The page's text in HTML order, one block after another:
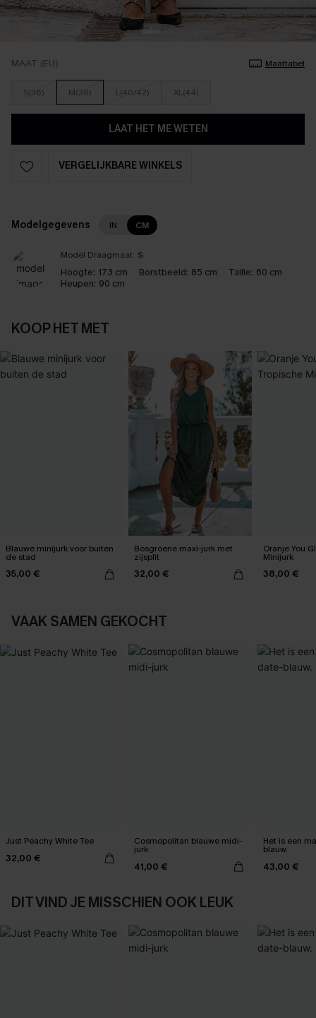
MAAT (EU) Maattabel
S(36) M(38) L(40/42) XL(44)
LAAT HET ME WETEN
VERGELIJKBARE WINKELS
Modelgegevens IN CM
Model Draagmaat: S
Hoogte: 173 cm Borstbeeld: 85 cm Taille: 60 cm
Heupen: 90 cm
KOOP HET MET
Blauwe minijurk voor buiten
de stad
35,00 €
Bosgroene maxi-jurk met
zijsplit
32,00 €
Oranje You
Minijurk
38,00 €
VAAK SAMEN GEKOCHT
Just Peachy White Tee
32,00 €
Cosmopolitan blauwe midi-
jurk
41,00 €
Het is een
blauw.
43,00 €
DIT VIND JE MISSCHIEN OOK LEUK